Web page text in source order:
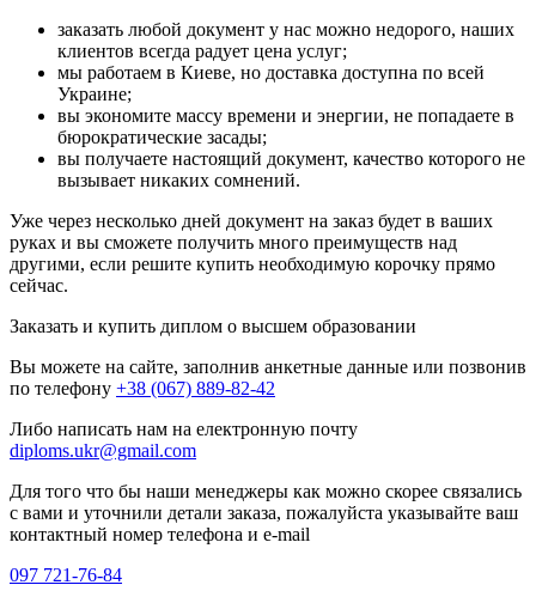
заказать любой документ у нас можно недорого, наших
клиентов всегда радует цена услуг;
мы работаем в Киеве, но доставка доступна по всей
Украине;
вы экономите массу времени и энергии, не попадаете в
бюрократические засады;
вы получаете настоящий документ, качество которого не
вызывает никаких сомнений.
Уже через несколько дней документ на заказ будет в ваших
руках и вы сможете получить много преимуществ над
другими, если решите купить необходимую корочку прямо
сейчас.
Заказать и купить диплом о высшем образовании
Вы можете на сайте, заполнив анкетные данные или позвонив
по телефону +38 (067) 889-82-42
Либо написать нам на електронную почту
diploms.ukr@gmail.com
Для того что бы наши менеджеры как можно скорее связались
с вами и уточнили детали заказа, пожалуйста указывайте ваш
контактный номер телефона и e-mail
097 721-76-84